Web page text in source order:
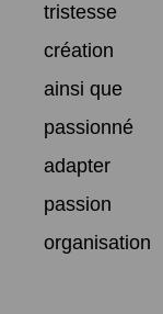
tristesse
création
ainsi que
passionné
adapter
passion
organisation